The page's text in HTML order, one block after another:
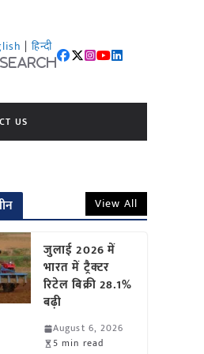
| हिन्दी
Search
US
View All
जुलाई 2026 में
भारत में ट्रैक्टर
रिटेल बिक्री 28.1%
बढ़ी
August 6, 2026
5 min read